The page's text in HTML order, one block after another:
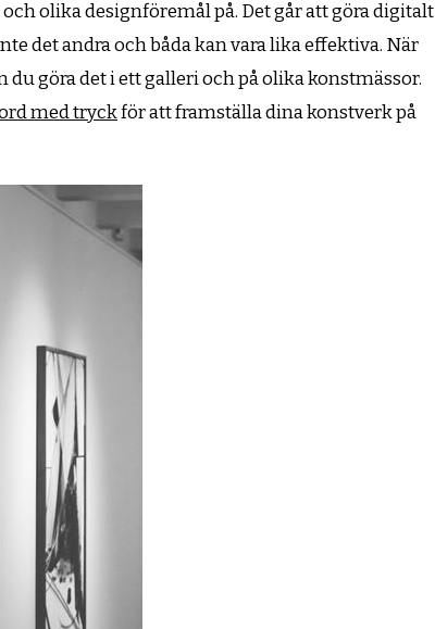
olika designföremål på. Det går att göra digitalt
det andra och båda kan vara lika effektiva. När
göra det i ett galleri och på olika konstmässor.
med tryckför att framställa dina konstverk på